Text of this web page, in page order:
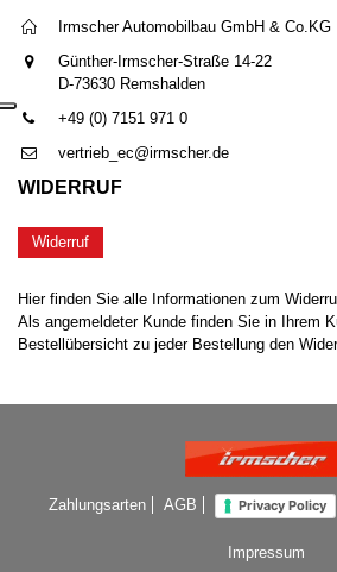
Irmscher Automobilbau GmbH & Co.KG
Günther-Irmscher-Straße 14-22
D-73630 Remshalden
+49 (0) 7151 971 0
vertrieb_ec@irmscher.de
WIDERRUF
Widerruf
Hier finden Sie alle Informationen zum
Als angemeldeter Kunde finden Sie in Ihrem
Bestellübersicht zu jeder Bestellung den
Zahlungsarten AGB Privacy Policy
Impressum